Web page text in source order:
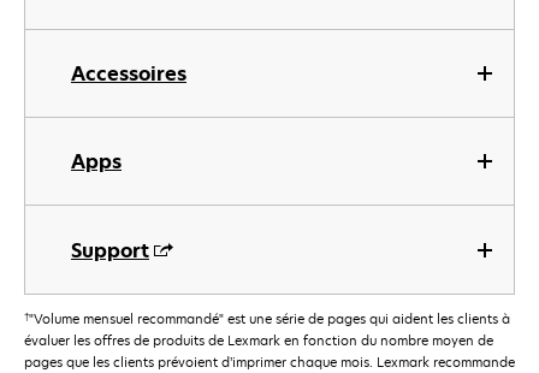
Accessoires
Apps
Support
†"Volume mensuel recommandé" est une série de pages qui aident les clients à
évaluer les offres de produits de Lexmark en fonction du nombre moyen de
pages que les clients prévoient d’imprimer chaque mois. Lexmark recommande